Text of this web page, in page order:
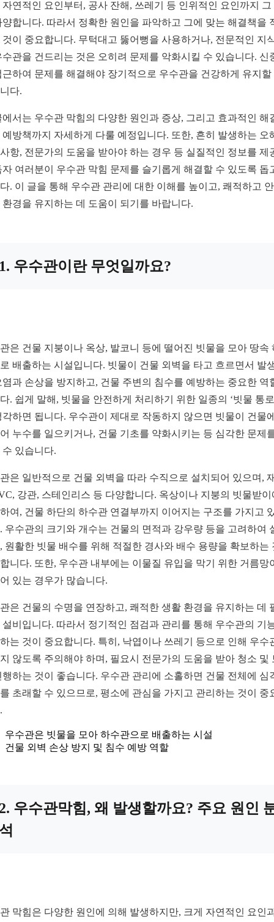
자연적인 요인부터, 공사 잔해, 쓰레기 등 인위적인 요인까지 그
양합니다. 따라서 정확한 원인을 파악하고 그에 맞는 해결책을
것이 중요합니다. 무턱대고 뚫어뻥을 사용하거나, 전문적인 지
수관을 건드리는 것은 오히려 문제를 악화시킬 수 있습니다. 신
근하여 문제를 해결해야 장기적으로 우수관을 건강하게 유지할
다.
에서는 우수관 막힘의 다양한 원인과 증상, 그리고 효과적인 해
예방책까지 자세하게 다룰 예정입니다. 또한, 흔히 발생하는 오
항, 전문가의 도움을 받아야 하는 경우 등 실질적인 정보를 제
자 여러분이 우수관 막힘 문제를 슬기롭게 해결할 수 있도록 돕
. 이 글을 통해 우수관 관리에 대한 이해를 높이고, 쾌적하고
환경을 유지하는 데 도움이 되기를 바랍니다.
우수관이란 무엇일까요?
은 건물 지붕이나 옥상, 발코니 등에 떨어진 빗물을 모아 땅속
배출하는 시설입니다. 빗물이 건물 외벽을 타고 흐르면서 발
염과 손상을 방지하고, 건물 주변의 침수를 예방하는 중요한 역
. 쉽게 말해, 빗물을 안전하게 처리하기 위한 일종의 ‘빗물 통
각하면 됩니다. 우수관이 제대로 작동하지 않으면 빗물이 건물
누수를 일으키거나, 건물 기초를 약화시키는 등 심각한 문제
수 있습니다.
은 일반적으로 건물 외벽을 따라 수직으로 설치되어 있으며,
강관, 스테인리스 등 다양합니다. 옥상이나 지붕의 빗물받이
여, 건물 하단의 하수관 연결부까지 이어지는 구조를 가지고
우수관의 크기와 개수는 건물의 면적과 강우량 등을 고려하여
원활한 빗물 배수를 위해 적절한 경사와 배수 용량을 확보하는
니다. 또한, 우수관 내부에는 이물질 유입을 막기 위한 거름망
있는 경우가 많습니다.
은 건물의 수명을 연장하고, 쾌적한 생활 환경을 유지하는 데
설비입니다. 따라서 정기적인 점검과 관리를 통해 우수관의 기
는 것이 중요합니다. 특히, 낙엽이나 쓰레기 등으로 인해 우수
않도록 주의해야 하며, 필요시 전문가의 도움을 받아 청소 및
행하는 것이 좋습니다. 우수관 관리에 소홀하면 건물 전체에 심
초래할 수 있으므로, 평소에 관심을 가지고 관리하는 것이 중
우수관은 빗물을 모아 하수관으로 배출하는 시설
건물 외벽 손상 방지 및 침수 예방 역할
우수관막힘, 왜 발생할까요? 주요 원인
막힘은 다양한 원인에 의해 발생하지만, 크게 자연적인 요인